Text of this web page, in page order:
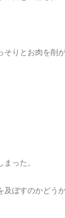
そりとお肉を削
った。
ぼすのかどうか